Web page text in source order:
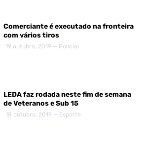
Comerciante é executado na fronteira
com vários tiros
19 outubro, 2019 — Policial
LEDA faz rodada neste fim de semana
de Veteranos e Sub 15
18 outubro, 2019 — Esporte